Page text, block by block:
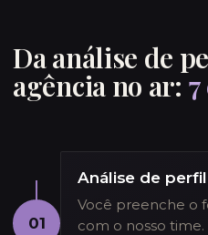
Da análise de
agência no ar:
01
Análise de perfil
Você preenche o
com o nosso